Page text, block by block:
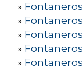
»
»
»
»
»